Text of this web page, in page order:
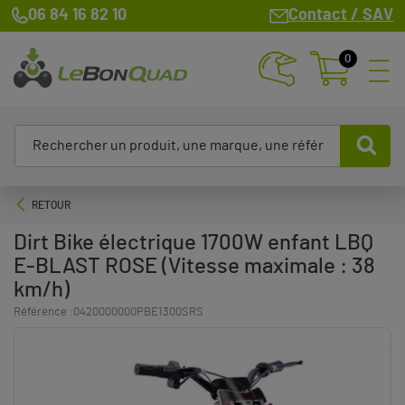
06 84 16 82 10 Contact / SAV
0
RETOUR
Dirt Bike électrique 1700W enfant LBQ
E-BLAST ROSE (Vitesse maximale : 38
km/h)
Référence :0420000000PBE1300SRS